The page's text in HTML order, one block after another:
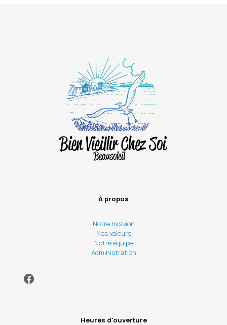
À propos
Notre mission
Nos valeurs
Notre équipe
Administration
Facebook
Heures d'ouverture